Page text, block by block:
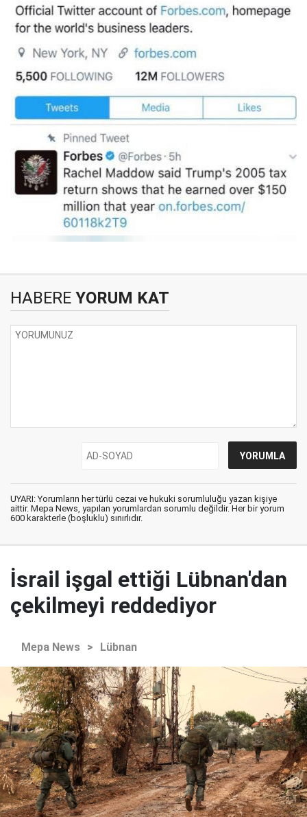
HABERE YORUM KAT
UYARI: Yorumların her türlü cezai ve hukuki sorumluluğu yazan kişiye
aittir. Mepa News, yapılan yorumlardan sorumlu değildir. Her bir yorum
600 karakterle (boşluklu) sınırlıdır.
İsrail işgal ettiği Lübnan'dan
çekilmeyi reddediyor
Mepa News > Lübnan